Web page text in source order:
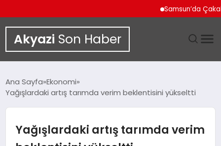
Samsun’da Çakallı
Akyazi Son Haber
SIYASET
DÜNYA
Ana Sayfa Ekonomi
Yağışlardaki artış tarımda verim beklentisini yükseltti
Yağışlardaki artış tarımda verim